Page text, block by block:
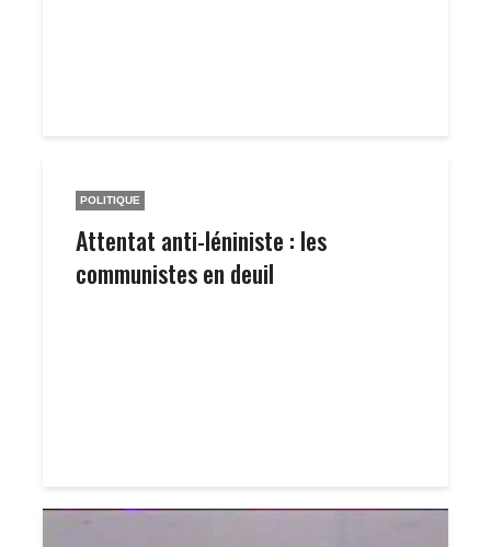
POLITIQUE
Attentat anti-léniniste : les
communistes en deuil